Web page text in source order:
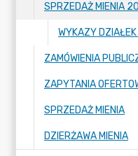
SPRZEDAŻ MIENIA
WYKAZY
ZAMÓWIENIA
ZAPYTANIA
SPRZEDAŻ MIENIA
DZIERŻAWA MIENIA